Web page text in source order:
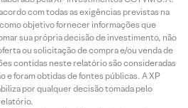
com todas as exigências previstas na
objetivo fornecer informações que
sua própria decisão de investimento, não
ou solicitação de compra e/ou venda de
contidas neste relatório são consideradas
e foram obtidas de fontes públicas. A XP
por qualquer decisão tomada pelo